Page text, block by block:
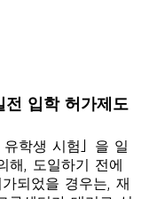
전 입학 허가제도
학생 시험」을 일
해, 도일하기 전에
되었을 경우는, 재